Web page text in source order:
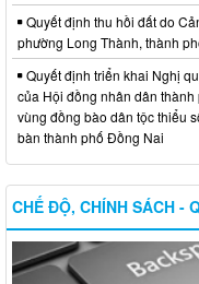
Quyết định thu hồi đất do
phường Long Thành, thành
Quyết định triển khai Nghị
của Hội đồng nhân dân
vùng đồng bào dân tộc thiểu
bàn thành phố Đồng Nai
CHẾ ĐỘ, CHÍNH SÁCH -